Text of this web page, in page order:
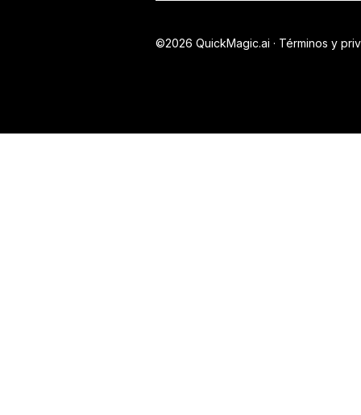
©2026 QuickMagic.ai · Términos y